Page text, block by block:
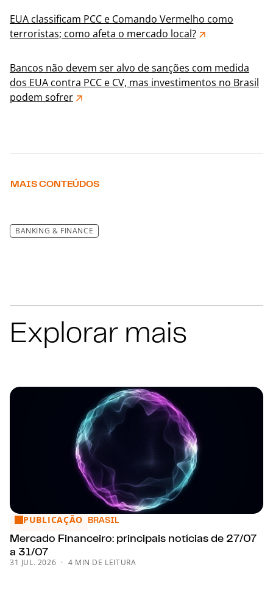
EUA classificam PCC e Comando Vermelho como
terroristas; como afeta o mercado local?
Bancos não devem ser alvo de sanções com medida
dos EUA contra PCC e CV, mas investimentos no Brasil
podem sofrer
MAIS CONTEÚDOS
BANKING & FINANCE
Explorar mais
Mercado Financeiro: principais notícias de 27/07 a 31/07
PUBLICAÇÃO BRASIL
Mercado Financeiro: principais notícias de 27/07
a 31/07
31 JUL. 2026 4 MIN DE LEITURA